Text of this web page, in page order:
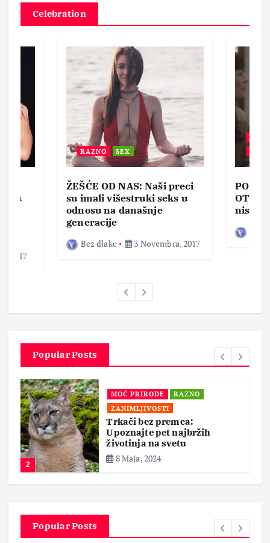
Celebration
u
2017
RAZNO SEX
ŽEŠĆE OD NAS: Naši preci
su imali višestruki seks u
odnosu na današnje
generacije
Bez dlake 3 Novembra, 2017
BEZ
nisam
Popular Posts
2
MOĆ PRIRODE
RAZNO
ZANIMLJIVOSTI
Trkači bez premca:
Upoznajte pet najbržih
životinja na svetu
8 Maja, 2024
Popular Posts